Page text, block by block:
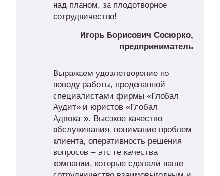
над планом, за плодотворное
сотрудничество!
Игорь Борисович Сосюрко,
предприниматель
Выражаем удовлетворение по
поводу работы, проделанной
специалистами фирмы «Глобал
Аудит» и юристов «Глобал
Адвокат». Высокое качество
обслуживания, понимание проблем
клиента, оперативность решения
вопросов – это те качества
компании, которые сделали наше